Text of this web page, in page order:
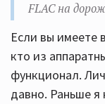
FLAC на
Если вы имеете
кто из
функционал.
давно. Раньше я